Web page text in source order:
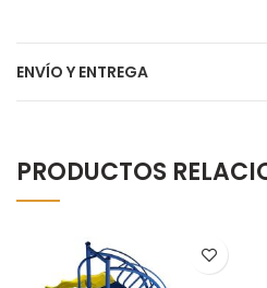
ENVÍO Y ENTREGA
PRODUCTOS